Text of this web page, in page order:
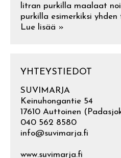
litran purkilla maalaat
purkilla esimerkiksi yhden
Lue lisää »
YHTEYSTIEDOT
SUVIMARJA
Keinuhongantie 54
17610 Auttoinen
040 562 8580
info@suvimarja.fi
www.suvimarja.fi